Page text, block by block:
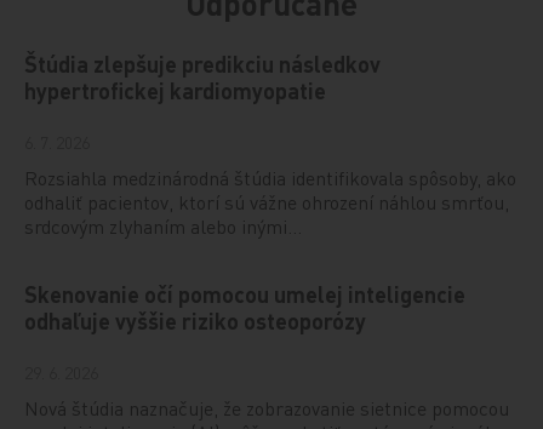
Štúdia zlepšuje predikciu následkov
hypertrofickej kardiomyopatie
Rozsiahla medzinárodná štúdia identifikovala spôsoby, ako
odhaliť pacientov, ktorí sú vážne ohrození náhlou smrťou,
srdcovým zlyhaním alebo inými…
Skenovanie očí pomocou umelej inteligencie
odhaľuje vyššie riziko osteoporózy
Nová štúdia naznačuje, že zobrazovanie sietnice pomocou